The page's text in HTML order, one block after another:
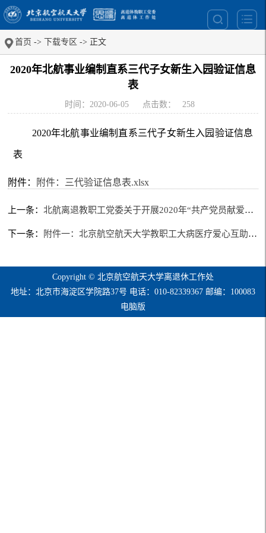
首页 -> 下载专区 -> 正文
2020年北航事业编制直系三代子女新生入园验证信息
表
时间：2020-06-05 点击数： 258
2020年北航事业编制直系三代子女新生入园验证信息
表
附件： 附件：三代验证信息表.xlsx
上一条：北航离退教职工党委关于开展2020年“共产党员献爱心”捐献活动的通知
下一条： 附件一：北京航空航天大学教职工大病医疗爱心互助会新入会员登记表
Copyright © 北京航空航天大学离退休工作处
地址：北京市海淀区学院路37号 电话：010-82339367 邮编：100083
电脑版